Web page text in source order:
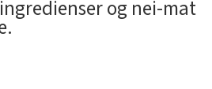
og nei-mat